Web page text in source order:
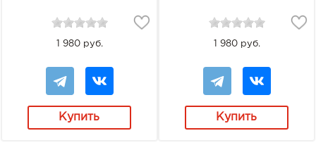
1 980 руб.
Купить
1 980 руб.
Купить